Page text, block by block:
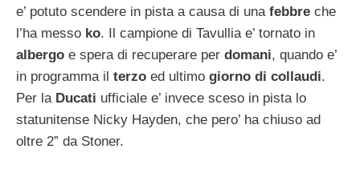
e’ potuto scendere in pista a causa di una febbre che
l’ha messo ko. Il campione di Tavullia e’ tornato in
albergo e spera di recuperare per domani, quando e’
in programma il terzo ed ultimo giorno di collaudi.
Per la Ducati ufficiale e’ invece sceso in pista lo
statunitense Nicky Hayden, che pero’ ha chiuso ad
oltre 2” da Stoner.